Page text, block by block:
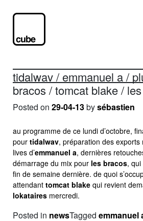
tidalwav / emmanuel a /
bracos / tomcat blake /
Posted on 29-04-13bysébastien
au programme de ce lundi d’octobre,
pour tidalwav, préparation des
lives d’emmanuel a, dernières
démarrage du mix pour les bracos,
fin de semaine dernière. de quoi
attendant tomcat blake qui revient
lokataires mercredi.
Posted in newsTagged emmanuel